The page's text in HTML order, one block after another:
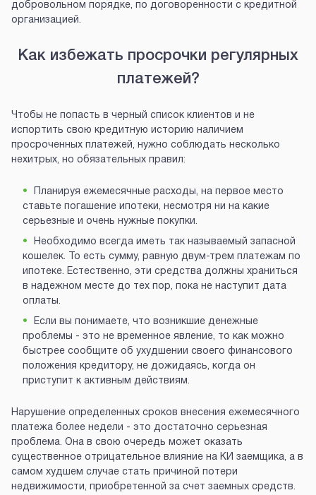
добровольном порядке, по договоренности с кредитной
организацией.
Как избежать просрочки регулярных
платежей?
Чтобы не попасть в черный список клиентов и не
испортить свою кредитную историю наличием
просроченных платежей, нужно соблюдать несколько
нехитрых, но обязательных правил:
Планируя ежемесячные расходы, на первое место
ставьте погашение ипотеки, несмотря ни на какие
серьезные и очень нужные покупки.
Необходимо всегда иметь так называемый запасной
кошелек. То есть сумму, равную двум-трем платежам по
ипотеке. Естественно, эти средства должны храниться
в надежном месте до тех пор, пока не наступит дата
оплаты.
Если вы понимаете, что возникшие денежные
проблемы - это не временное явление, то как можно
быстрее сообщите об ухудшении своего финансового
положения кредитору, не дожидаясь, когда он
приступит к активным действиям.
Нарушение определенных сроков внесения ежемесячного
платежа более недели - это достаточно серьезная
проблема. Она в свою очередь может оказать
существенное отрицательное влияние на КИ заемщика, а в
самом худшем случае стать причиной потери
недвижимости, приобретенной за счет заемных средств.